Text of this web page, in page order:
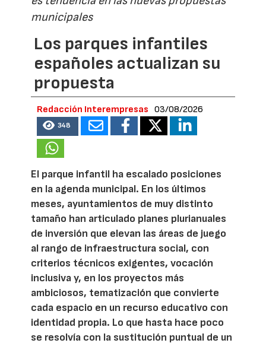
municipales
Los parques infantiles
españoles actualizan su
propuesta
Redacción Interempresas 03/08/2026
348
El parque infantil ha escalado posiciones
en la agenda municipal. En los últimos
meses, ayuntamientos de muy distinto
tamaño han articulado planes plurianuales
de inversión que elevan las áreas de juego
al rango de infraestructura social, con
criterios técnicos exigentes, vocación
inclusiva y, en los proyectos más
ambiciosos, tematización que convierte
cada espacio en un recurso educativo con
identidad propia. Lo que hasta hace poco
se resolvía con la sustitución puntual de un